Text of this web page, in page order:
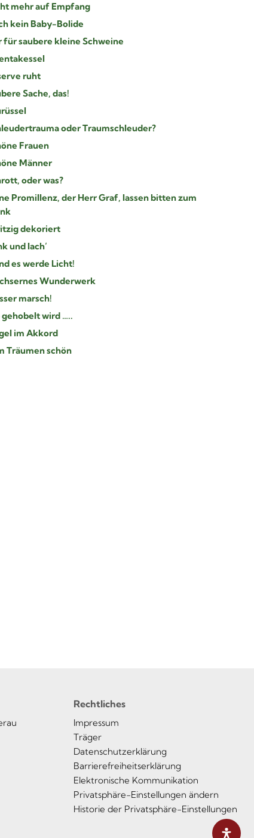
mehr auf Empfang
kein Baby-Bolide
für saubere kleine Schweine
ruht
Sache, das!
oder Traumschleuder?
Frauen
Männer
oder was?
Promillenz, der Herr Graf, lassen bitten zum
dekoriert
und lach’
es werde Licht!
Wunderwerk
marsch!
gehobelt wird …..
im Akkord
Träumen schön
Rechtliches
Impressum
Träger
Datenschutzerklärung
Barrierefreiheitserklärung
Elektronische Kommunikation
Privatsphäre-Einstellungen ändern
Historie der Privatsphäre-Einstellungen